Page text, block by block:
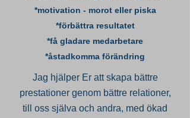
*motivation - morot eller piska
*förbättra resultatet
*få gladare medarbetare
*åstadkomma förändring
Jag hjälper Er att skapa bättre
prestationer genom bättre relationer,
till oss själva och andra, med ökad